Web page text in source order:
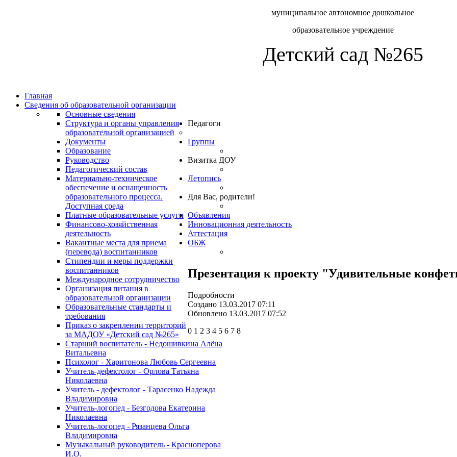
муниципальное автономное дошкольное
образовательное учреждение
Детский сад №265
Главная
Сведения об образовательной организации
Основные сведения
Структура и органы управления
образовательной организацией
Документы
Образование
Руководство
Педагогический состав
Материально-техническое
обеспечение и оснащенность
образовательного процесса.
Доступная среда
Платные образовательные услуги
Финансово-хозяйственная
деятельность
Вакантные места для приема
(перевода) воспитанников
Стипендии и меры поддержки
воспитанников
Международное сотрудничество
Организация питания в
образовательной организации
Образовательные стандарты и
требования
Приказ о закреплении территорий
за МАДОУ «Детский сад №265»
Педагоги
Старший воспитатель - Недошивкина Алёна
Витальевна
Психолог - Харитонова Любовь Сергеевна
Учитель-дефектолог - Орлова Татьяна
Николаевна
Учитель - дефектолог - Тарасенко Надежда
Владимировна
Учитель-логопед - Безгодова Екатерина
Николаевна
Учитель-логопед - Рязанцева Ольга
Владимировна
Музыкальный руководитель - Красноперова
И.О.
Группы
Визитка ДОУ
Летопись
Для Вас, родители!
Объявления
Инновационная деятельность
Аттестация
ОБЖ
Презентация к проекту "Удивительные
Подробности
Создано 13.03.2017 07:11
Обновлено 13.03.2017 07:52
0 1 2 3 4 5 6 7 8